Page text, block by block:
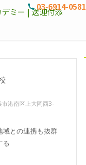
03-6914-0581
港南区上大岡西3-
域との連携も抜群
る